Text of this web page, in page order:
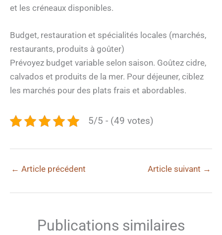
et les créneaux disponibles.
Budget, restauration et spécialités locales (marchés,
restaurants, produits à goûter)
Prévoyez budget variable selon saison. Goûtez cidre,
calvados et produits de la mer. Pour déjeuner, ciblez
les marchés pour des plats frais et abordables.
5/5 - (49 votes)
← Article précédent Article suivant →
Publications similaires